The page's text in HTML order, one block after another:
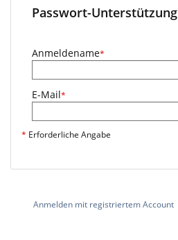
Passwort-Unterstützung
Anmeldename*
E-Mail*
* Erforderliche Angabe
Anmelden mit registriertem Account